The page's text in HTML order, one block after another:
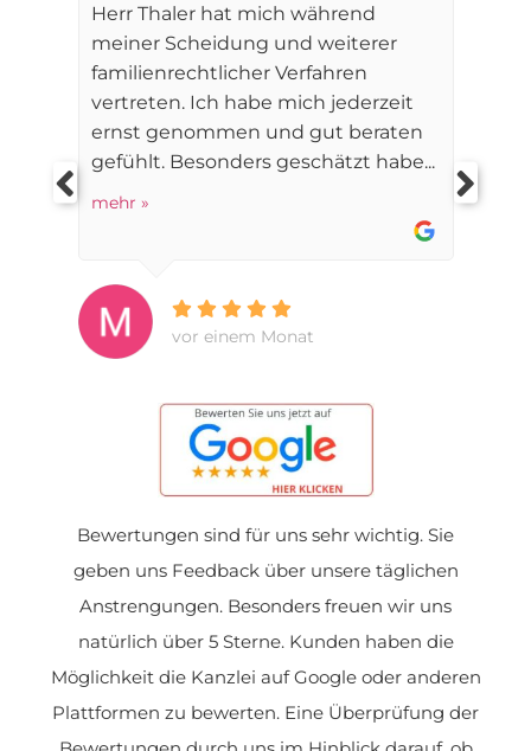
Herr Thaler hat mich während
meiner Scheidung und weiterer
familienrechtlicher Verfahren
vertreten. Ich habe mich jederzeit
ernst genommen und gut beraten
gefühlt. Besonders geschätzt habe...
mehr »
vor einem Monat
Bewertungen sind für uns sehr wichtig. Sie
geben uns Feedback über unsere täglichen
Anstrengungen. Besonders freuen wir uns
natürlich über 5 Sterne. Kunden haben die
Möglichkeit die Kanzlei auf Google oder anderen
Plattformen zu bewerten. Eine Überprüfung der